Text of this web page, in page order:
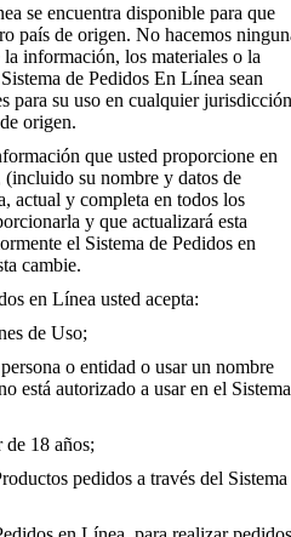
se encuentra disponible para que
país de origen. No hacemos
información, los materiales o la
de Pedidos En Línea sean
para su uso en cualquier jurisdicción
origen.
que usted proporcione en
(incluido su nombre y datos de
actual y completa en todos los
y que actualizará esta
el Sistema de Pedidos en
cambie.
en Línea usted acepta:
de Uso;
o entidad o usar un nombre
está autorizado a usar en el Sistema
de 18 años;
pedidos a través del Sistema